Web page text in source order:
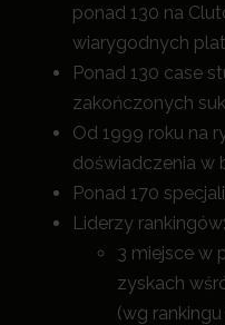
ponad 130 na
wiarygodnych
Ponad 130 case
zakończonych
Od 1999 roku na
doświadczenia w
Ponad 170
Liderzy rankingów:
3 miejsce w
zyskach
(wg